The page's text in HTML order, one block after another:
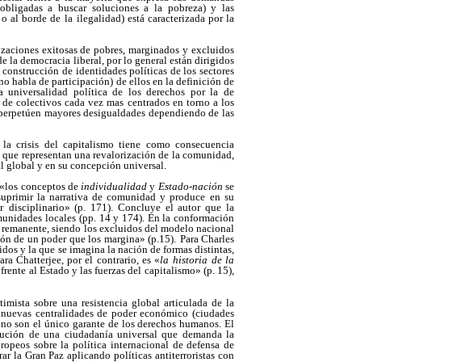
a buscar soluciones a la pobreza) y las
al borde de la ilegalidad) está caracterizada por la
exitosas de pobres, marginados y excluidos
la democracia liberal, por lo general están dirigidos
de identidades políticas de los sectores
habla de participación) de ellos en la definición de
universalidad política de los derechos por la de
colectivos cada vez mas centrados en torno a los
mayores desigualdades dependiendo de las
crisis del capitalismo tiene como consecuencia
representan una revalorización de la comunidad,
global y en su concepción universal.
«los conceptos deindividualidady Estado-naciónse
la narrativa de comunidad y produce en su
disciplinario» (p. 171). Concluye el autor que la
locales (pp. 14 y 174). En la conformación
siendo los excluidos del modelo nacional
de un poder que los margina» (p.15). Para Charles
y la que se imagina la nación de formas distintas,
Chatterjee, por el contrario, es «la historia de la
al Estado y las fuerzas del capitalismo» (p. 15),
sobre una resistencia global articulada de la
centralidades de poder económico (ciudades
son el único garante de los derechos humanos. El
de una ciudadanía universal que demanda la
sobre la política internacional de defensa de
la Gran Paz aplicando políticas antiterroristas con